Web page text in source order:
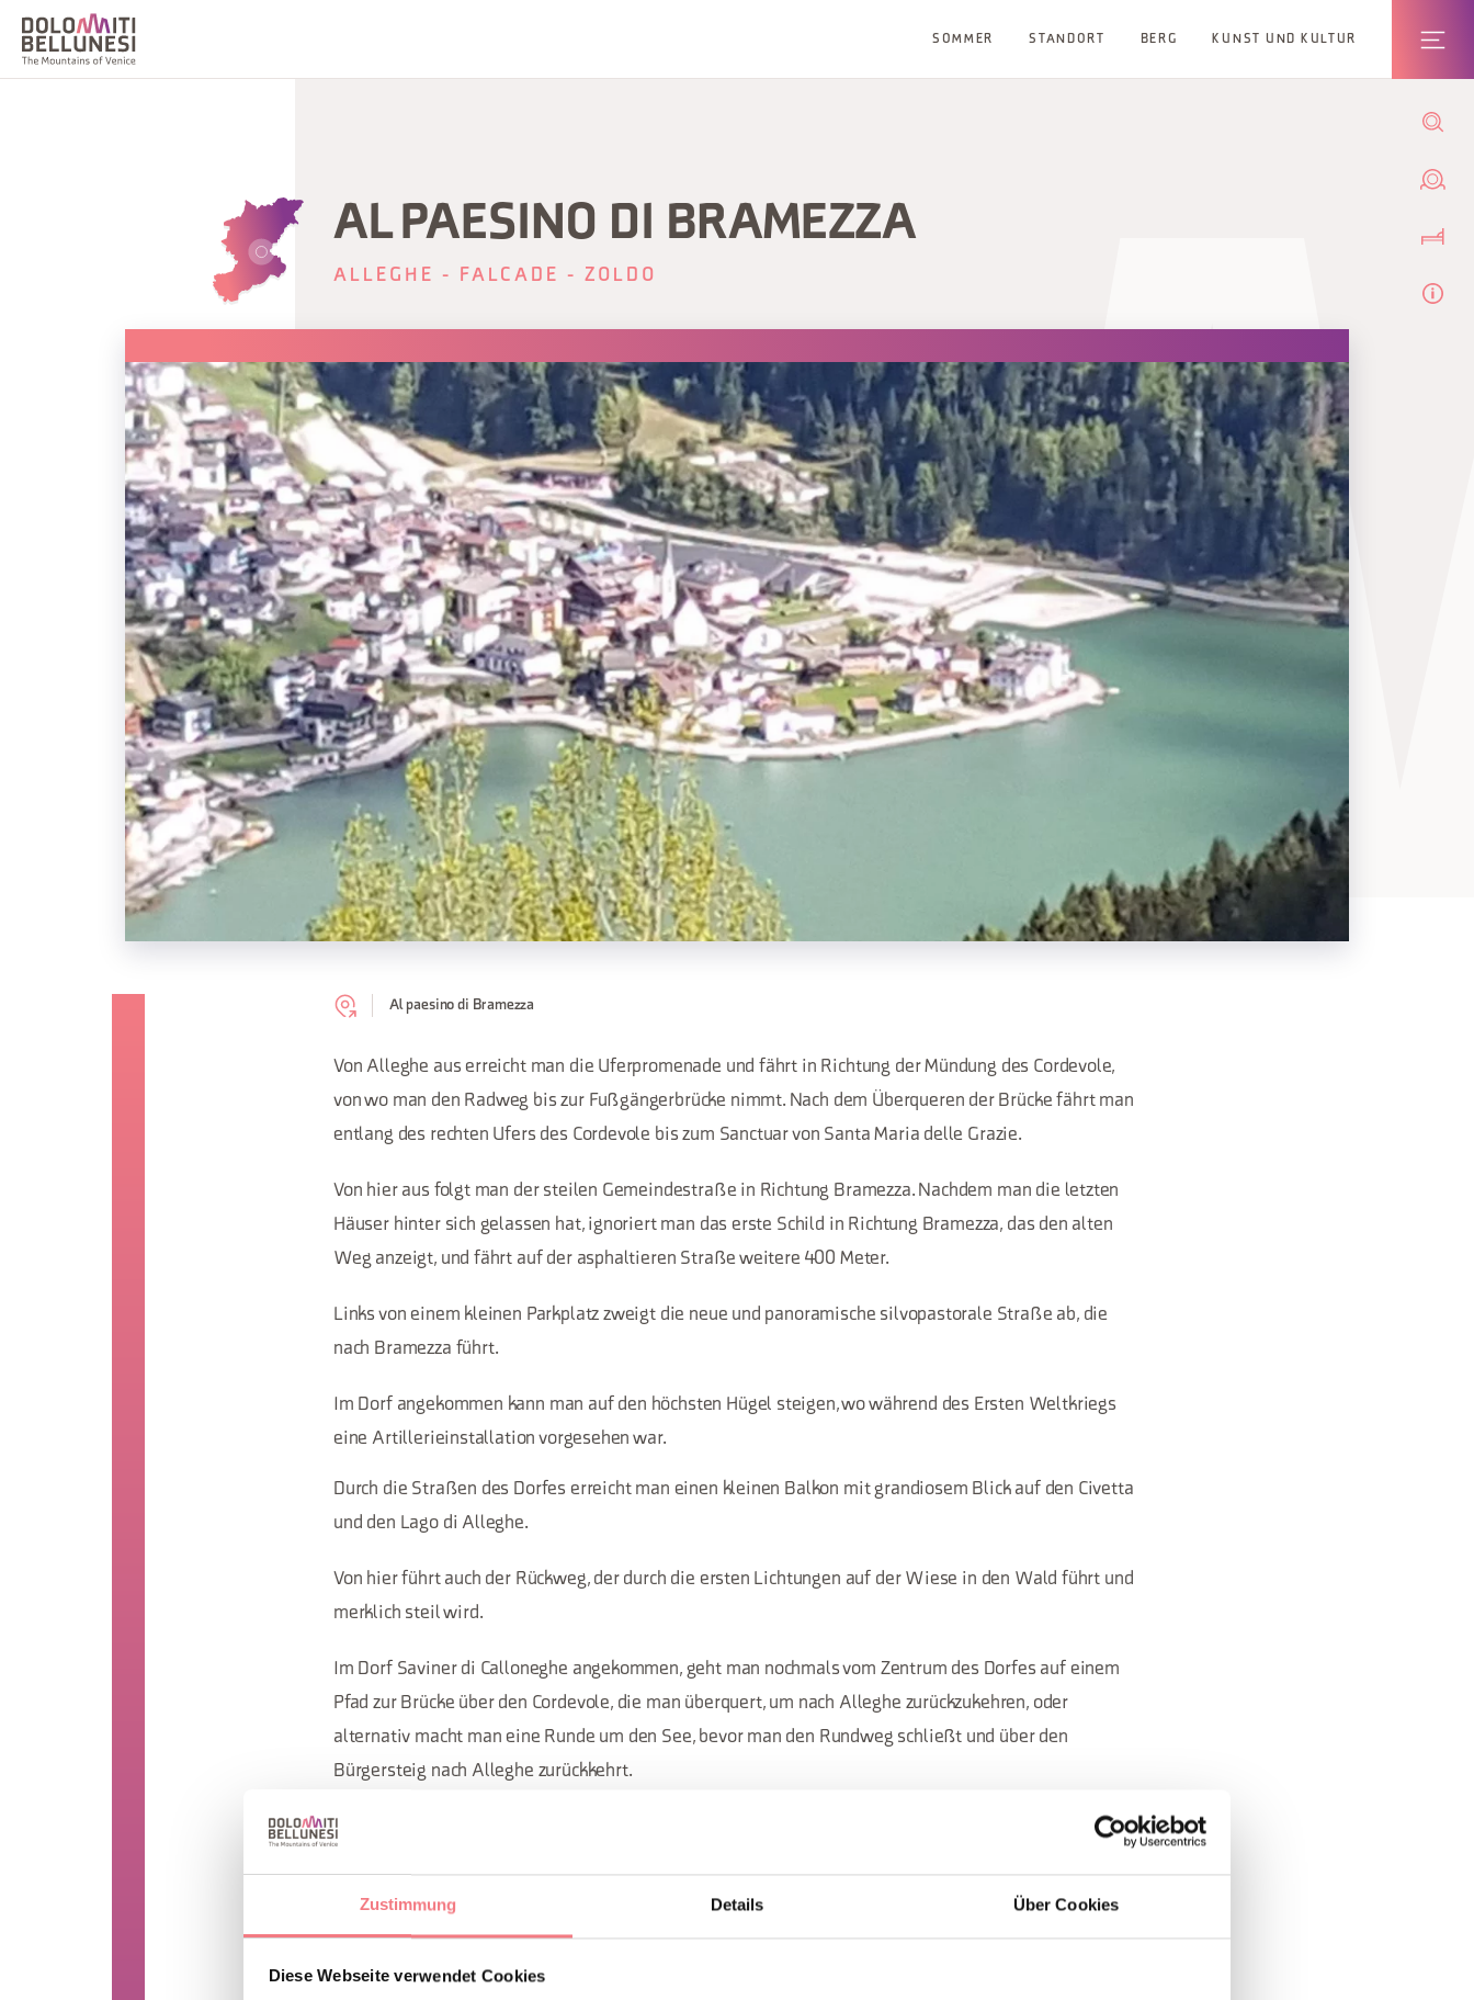
Zustimmung Details Über Cookies
Diese Webseite verwendet Cookies
SOMMER STANDORT BERG KUNST UND KULTUR
AL PAESINO DI BRAMEZZA
ALLEGHE - FALCADE - ZOLDO
Al paesino di Bramezza
Von Alleghe aus erreicht man die Uferpromenade und fährt in Richtung der Mündung des Cordevole,
von wo man den Radweg bis zur Fußgängerbrücke nimmt. Nach dem Überqueren der Brücke fährt man
entlang des rechten Ufers des Cordevole bis zum Sanctuar von Santa Maria delle Grazie.
Von hier aus folgt man der steilen Gemeindestraße in Richtung Bramezza. Nachdem man die letzten
Häuser hinter sich gelassen hat, ignoriert man das erste Schild in Richtung Bramezza, das den alten
Weg anzeigt, und fährt auf der asphaltieren Straße weitere 400 Meter.
Links von einem kleinen Parkplatz zweigt die neue und panoramische silvopastorale Straße ab, die
nach Bramezza führt.
Im Dorf angekommen kann man auf den höchsten Hügel steigen, wo während des Ersten Weltkriegs
eine Artillerieinstallation vorgesehen war.
Durch die Straßen des Dorfes erreicht man einen kleinen Balkon mit grandiosem Blick auf den Civetta
und den Lago di Alleghe.
Von hier führt auch der Rückweg, der durch die ersten Lichtungen auf der Wiese in den Wald führt und
merklich steil wird.
Im Dorf Saviner di Calloneghe angekommen, geht man nochmals vom Zentrum des Dorfes auf einem
Pfad zur Brücke über den Cordevole, die man überquert, um nach Alleghe zurückzukehren, oder
alternativ macht man eine Runde um den See, bevor man den Rundweg schließt und über den
Bürgersteig nach Alleghe zurückkehrt.